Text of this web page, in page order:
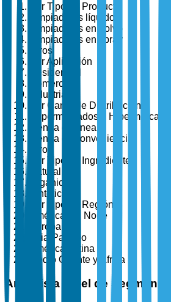
Por Tipo de Producto
Limpiadores líquidos
Limpiadores en polvo
Limpiadores en spray
Otros
Por Aplicación
Residencial
Comercial
Industrial
Por Canal de Distribución
Supermercados e Hipermercados
Tienda en línea
Tienda de conveniencia
Otros
Por Tipo de Ingrediente
Natural
Orgánico
Sintético
Por Tipo de Región
América del Norte
Europa
Asia-Pacífico
América Latina
Medio Oriente y África
Análisis a Nivel de Segmento